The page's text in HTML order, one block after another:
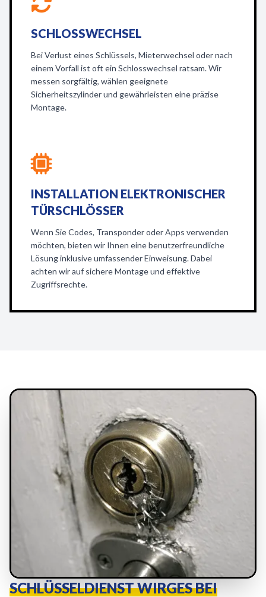
SCHLOSSWECHSEL
Bei Verlust eines Schlüssels, Mieterwechsel oder nach
einem Vorfall ist oft ein Schlosswechsel ratsam. Wir
messen sorgfältig, wählen geeignete
Sicherheitszylinder und gewährleisten eine präzise
Montage.
INSTALLATION ELEKTRONISCHER
TÜRSCHLÖSSER
Wenn Sie Codes, Transponder oder Apps verwenden
möchten, bieten wir Ihnen eine benutzerfreundliche
Lösung inklusive umfassender Einweisung. Dabei
achten wir auf sichere Montage und effektive
Zugriffsrechte.
SCHLÜSSELDIENST WIRGES BEI